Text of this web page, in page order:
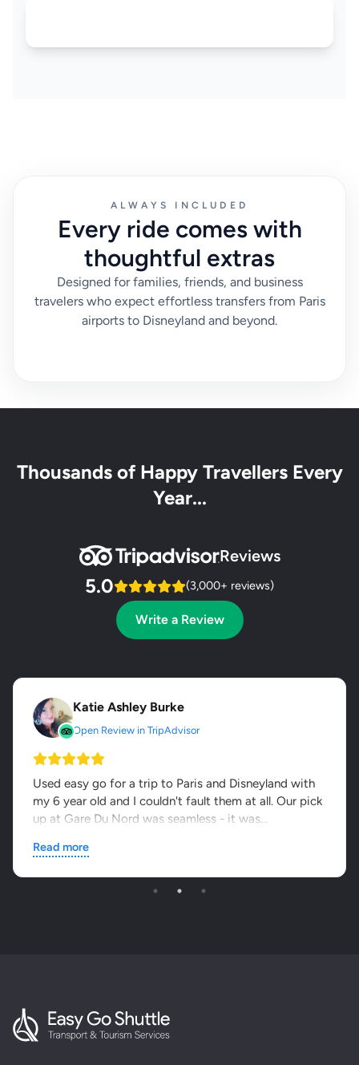
ALWAYS INCLUDED
Every ride comes with
thoughtful extras
Designed for families, friends, and business
travelers who expect effortless transfers from Paris
airports to Disneyland and beyond.
Thousands of Happy Travellers Every
Year...
Reviews
5.0 (3,000+ reviews)
Write a Review
Katie Ashley Burke
Open Review in TripAdvisor
Used easy go for a trip to Paris and Disneyland with
my 6 year old and I couldn't fault them at all. Our pick
up at Gare Du Nord was seamless - it was...
Read more